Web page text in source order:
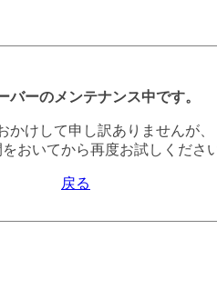
バーのメンテナンス中です。
かけして申し訳ありませんが、
おいてから再度お試しください
戻る